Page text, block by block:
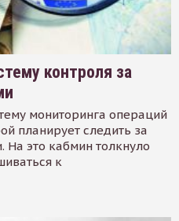
контроля за
мониторинга операций
планирует следить за
На это кабмин толкнуло
к